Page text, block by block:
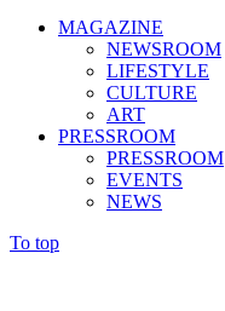
MAGAZINE
NEWSROOM
LIFESTYLE
CULTURE
ART
PRESSROOM
PRESSROOM
EVENTS
NEWS
To top